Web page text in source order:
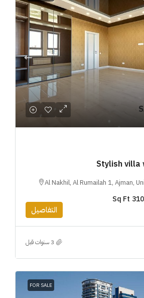
Stylish
Al Nakhil, Al Rumailah 1, Ajman,
Sq Ft
التفاصيل
FOR SALE